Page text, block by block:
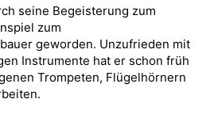
seine Begeisterung zum
zum
geworden. Unzufrieden mit
Instrumente hat er schon früh
Trompeten, Flügelhörnern